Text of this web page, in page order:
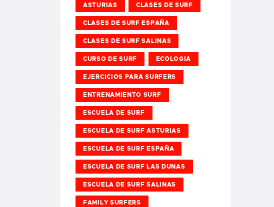
ASTURIAS CLASES DE SURF
CLASES DE SURF ESPAÑA
CLASES DE SURF SALINAS
CURSO DE SURF ECOLOGIA
EJERCICIOS PARA SURFERS
ENTRENAMIENTO SURF
ESCUELA DE SURF
ESCUELA DE SURF ASTURIAS
ESCUELA DE SURF ESPAÑA
ESCUELA DE SURF LAS DUNAS
ESCUELA DE SURF SALINAS
FAMILY SURFERS